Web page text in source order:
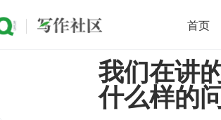
首页
开源 架构
团队管理
我们在讲
什么样的